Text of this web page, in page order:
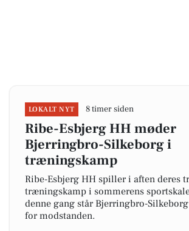
LOKALT NYT 8 timer siden
Ribe-Esbjerg HH møder
Bjerringbro-Silkeborg i
træningskamp
Ribe-Esbjerg HH spiller i aften deres
træningskamp i sommerens
denne gang står Bjerringbro-
for modstanden.